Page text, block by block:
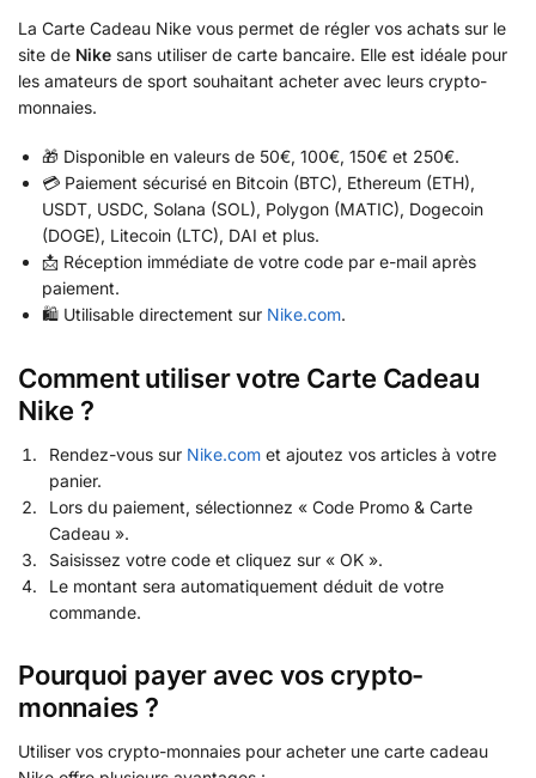
La Carte Cadeau Nike vous permet de régler vos achats sur le
site de Nike sans utiliser de carte bancaire. Elle est idéale pour
les amateurs de sport souhaitant acheter avec leurs crypto-
monnaies.
🎁 Disponible en valeurs de 50€, 100€, 150€ et 250€.
💳 Paiement sécurisé en Bitcoin (BTC), Ethereum (ETH),
USDT, USDC, Solana (SOL), Polygon (MATIC), Dogecoin
(DOGE), Litecoin (LTC), DAI et plus.
📩 Réception immédiate de votre code par e-mail après
paiement.
🛍️ Utilisable directement sur Nike.com.
Comment utiliser votre Carte Cadeau
Nike ?
Rendez-vous sur Nike.com et ajoutez vos articles à votre
panier.
Lors du paiement, sélectionnez « Code Promo & Carte
Cadeau ».
Saisissez votre code et cliquez sur « OK ».
Le montant sera automatiquement déduit de votre
commande.
Pourquoi payer avec vos crypto-
monnaies ?
Utiliser vos crypto-monnaies pour acheter une carte cadeau